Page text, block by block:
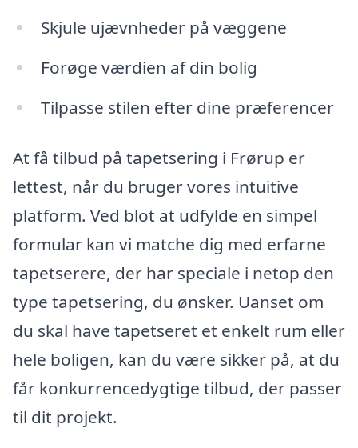
Skjule ujævnheder på væggene
Forøge værdien af din bolig
Tilpasse stilen efter dine præferencer
At få tilbud på tapetsering i Frørup er
lettest, når du bruger vores intuitive
platform. Ved blot at udfylde en simpel
formular kan vi matche dig med erfarne
tapetserere, der har speciale i netop den
type tapetsering, du ønsker. Uanset om
du skal have tapetseret et enkelt rum eller
hele boligen, kan du være sikker på, at du
får konkurrencedygtige tilbud, der passer
til dit projekt.